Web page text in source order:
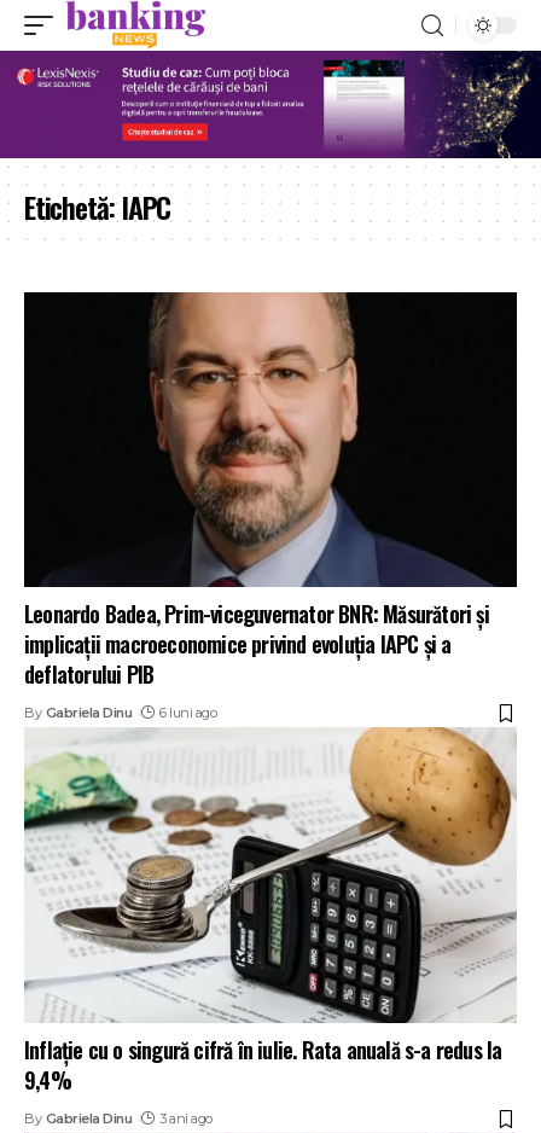
Etichetă:IAPC
Leonardo Badea, Prim-viceguvernator BNR: Măsurători și
implicații macroeconomice privind evoluția IAPC și a
deflatorului PIB
By Gabriela Dinu 6 luni ago
Inflaţie cu o singură cifră în iulie. Rata anuală s-a redus la
9,4%
By Gabriela Dinu 3 ani ago